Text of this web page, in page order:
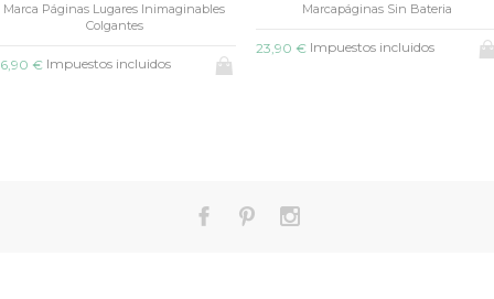
Marca Páginas Lugares Inimaginables
Colgantes
€ Impuestos incluidos
Marcapáginas Sin Bateria
23,90 € Impuestos incluidos